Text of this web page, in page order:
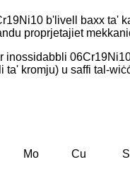
b'livell baxx ta'
proprjetajiet
kromju) u saffi tal-
Mo Cu S